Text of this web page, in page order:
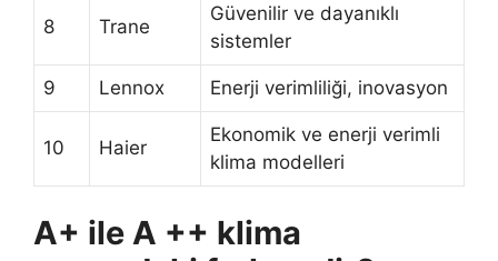
8 Trane
Güvenilir ve dayanıklı
sistemler
9 Lennox Enerji verimliliği, inovasyon
10 Haier
Ekonomik ve enerji verimli
klima modelleri
A+ ile A ++ klima